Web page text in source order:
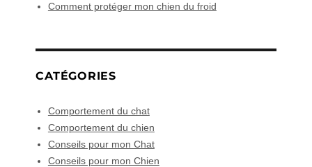
Comment protéger mon chien du froid
CATÉGORIES
Comportement du chat
Comportement du chien
Conseils pour mon Chat
Conseils pour mon Chien